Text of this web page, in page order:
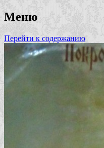
Меню
Перейти к содержанию